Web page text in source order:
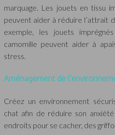
marquage. Les jouets en tissu
peuvent aider à réduire l’attrait
exemple, les jouets
camomille peuvent aider à
stress.
Aménagement de
Créez un environnement
chat afin de réduire son
endroits pour se cacher, des